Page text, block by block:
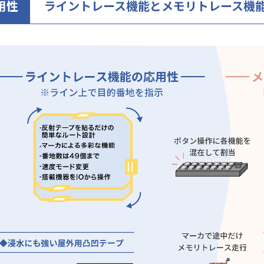
性 ライントレース機能とメモリトレース機